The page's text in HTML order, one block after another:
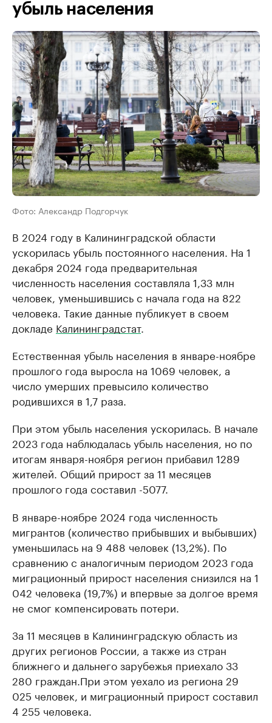
убыль населения
Фото: Александр Подгорчук
В 2024 году в Калининградской области
ускорилась убыль постоянного населения. На 1
декабря 2024 года предварительная
численность населения составляла 1,33 млн
человек, уменьшившись с начала года на 822
человека. Такие данные публикует в своем
докладе Калининградстат.
Естественная убыль населения в январе-ноябре
прошлого года выросла на 1069 человек, а
число умерших превысило количество
родившихся в 1,7 раза.
При этом убыль населения ускорилась. В начале
2023 года наблюдалась убыль населения, но по
итогам января-ноября регион прибавил 1289
жителей. Общий прирост за 11 месяцев
прошлого года составил -5077.
В январе-ноябре 2024 года численность
мигрантов (количество прибывших и выбывших)
уменьшилась на 9 488 человек (13,2%). По
сравнению с аналогичным периодом 2023 года
миграционный прирост населения снизился на 1
042 человека (19,7%) и впервые за долгое время
не смог компенсировать потери.
За 11 месяцев в Калининградскую область из
других регионов России, а также из стран
ближнего и дальнего зарубежья приехало 33
280 граждан.При этом уехало из региона 29
025 человек, и миграционный прирост составил
4 255 человека.